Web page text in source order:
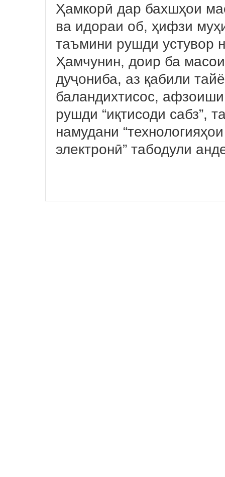
Ҳамкорӣ дар бахшҳои
ва идораи об, ҳифзи
таъмини рушди устувор
Ҳамчунин, доир ба
дуҷониба, аз қабили
баландихтисос, афзоиши
рушди “иқтисоди сабз”,
намудани
электронӣ” табодули